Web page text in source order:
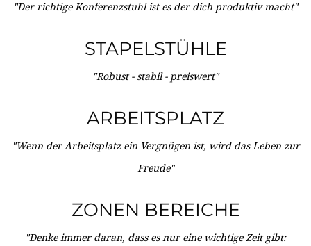
"Der richtige Konferenzstuhl ist es der dich produktiv macht"
STAPELSTÜHLE
"Robust - stabil - preiswert"
ARBEITSPLATZ
"Wenn der Arbeitsplatz ein Vergnügen ist, wird das Leben zur
Freude"
ZONEN BEREICHE
"Denke immer daran, dass es nur eine wichtige Zeit gibt: